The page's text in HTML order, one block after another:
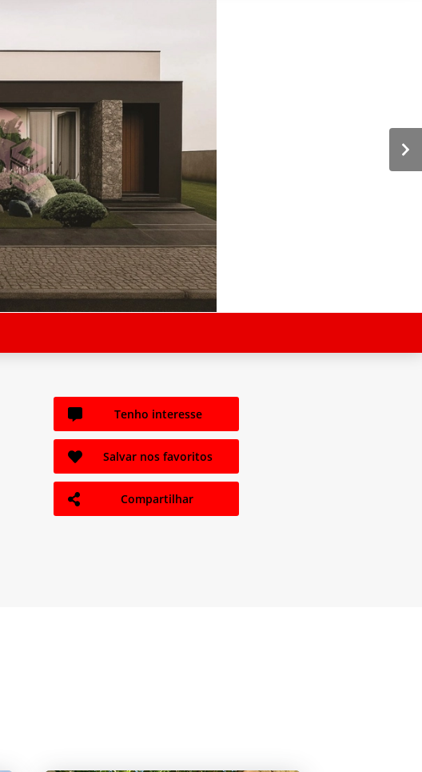
Tenho interesse
Salvar nos favoritos
Compartilhar